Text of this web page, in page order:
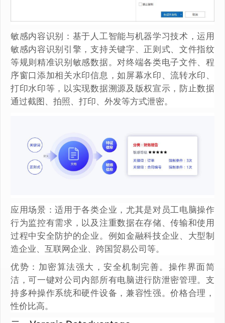
敏感内容识别：基于人工智能与机器学习技术，运用
敏感内容识别引擎，支持关键字、正则式、文件指纹
等规则精准识别敏感数据。对终端各类电子文件、程
序窗口添加相关水印信息，如屏幕水印、流转水印、
打印水印等，以实现数据溯源及版权宣示，防止数据
通过截图、拍照、打印、外发等方式泄密。
应用场景：适用于各类企业，尤其是对员工电脑操作
行为监控有需求，以及注重数据在存储、传输和使用
过程中安全防护的企业。例如金融科技企业、大型制
造企业、互联网企业、跨国贸易公司等。
优势：加密算法强大，安全机制完善。操作界面简
洁，可一键对公司内部所有电脑进行防泄密管理。支
持多种操作系统和硬件设备，兼容性强。价格合理，
性价比高。